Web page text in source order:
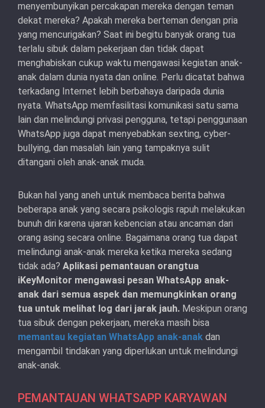
menyembunyikan percakapan mereka dengan teman
dekat mereka? Apakah mereka berteman dengan pria
yang mencurigakan? Saat ini begitu banyak orang tua
terlalu sibuk dalam pekerjaan dan tidak dapat
menghabiskan cukup waktu mengawasi kegiatan anak-
anak dalam dunia nyata dan online. Perlu dicatat bahwa
terkadang Internet lebih berbahaya daripada dunia
nyata. WhatsApp memfasilitasi komunikasi satu sama
lain dan melindungi privasi pengguna, tetapi penggunaan
WhatsApp juga dapat menyebabkan sexting, cyber-
bullying, dan masalah lain yang tampaknya sulit
ditangani oleh anak-anak muda.
Bukan hal yang aneh untuk membaca berita bahwa
beberapa anak yang secara psikologis rapuh melakukan
bunuh diri karena ujaran kebencian atau ancaman dari
orang asing secara online. Bagaimana orang tua dapat
melindungi anak-anak mereka ketika mereka sedang
tidak ada? Aplikasi pemantauan orangtua
iKeyMonitor mengawasi pesan WhatsApp anak-
anak dari semua aspek dan memungkinkan orang
tua untuk melihat log dari jarak jauh. Meskipun orang
tua sibuk dengan pekerjaan, mereka masih bisa
memantau kegiatan WhatsApp anak-anak dan
mengambil tindakan yang diperlukan untuk melindungi
anak-anak.
PEMANTAUAN WHATSAPP KARYAWAN